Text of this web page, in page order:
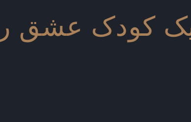
: یک کودک